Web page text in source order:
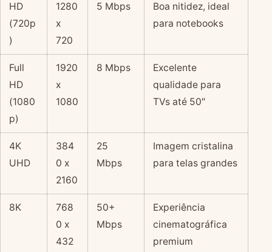
HD
(720p
)
1280
x
720
5 Mbps
Boa nitidez, ideal
para notebooks
Full
HD
(1080
p)
1920
x
1080
8 Mbps
Excelente
qualidade para
TVs até 50″
4K
UHD
384
0 x
2160
25
Mbps
Imagem cristalina
para telas grandes
8K
768
0 x
432
50+
Mbps
Experiência
cinematográfica
premium